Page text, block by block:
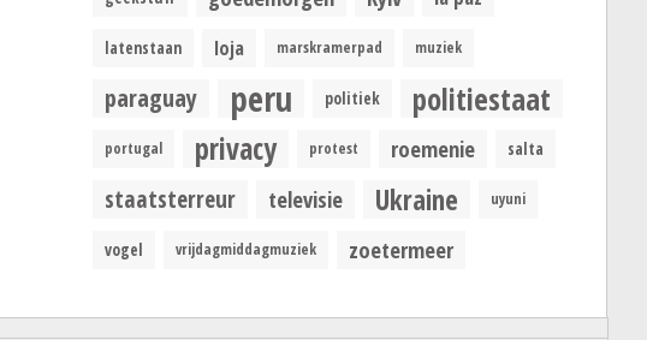
latenstaan loja marskramerpad muziek
paraguay peru politiek politiestaat
portugal privacy protest roemenie salta
staatsterreur televisie Ukraine uyuni
vogel vrijdagmiddagmuziek zoetermeer